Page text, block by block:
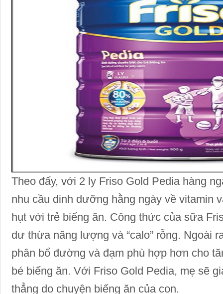
Theo đấy, với 2 ly Friso Gold Pedia hàng
nhu cầu dinh dưỡng hằng ngày về vitamin
hụt với trẻ biếng ăn. Công thức của sữa
dư thừa năng lượng và “calo” rỗng. Ngoài
phân bổ đường và đạm phù hợp hơn cho
bé biếng ăn. Với Friso Gold Pedia, mẹ sẽ
thẳng do chuyện biếng ăn của con.